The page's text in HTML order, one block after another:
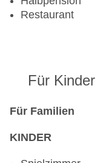
Restaurant
Für Kinder
Für Familien
KINDER